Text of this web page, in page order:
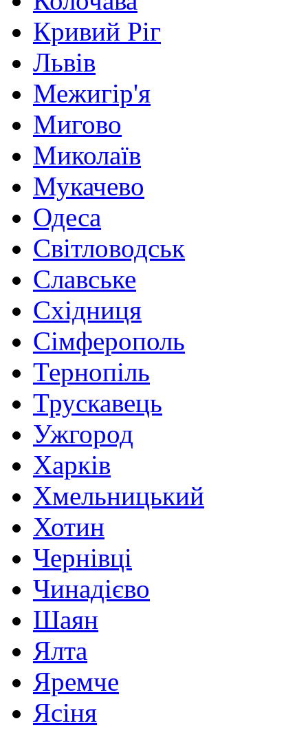
Кривий Ріг
Львів
Межигір'я
Мигово
Миколаїв
Мукачево
Одеса
Світловодськ
Славське
Східниця
Сімферополь
Тернопіль
Трускавець
Ужгород
Харків
Хмельницький
Хотин
Чернівці
Чинадієво
Шаян
Ялта
Яремче
Ясіня